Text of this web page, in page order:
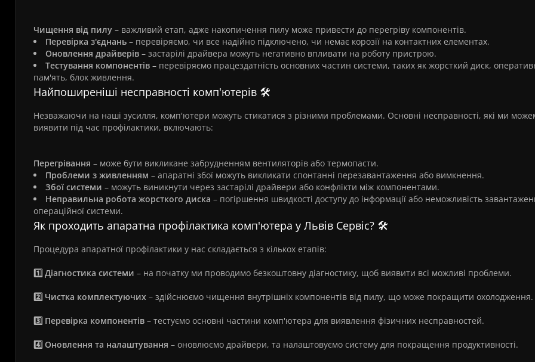
Чищення від пилу – важливий етап, адже накопичення пилу може привести до перегріву компонентів.
Перевірка з'єднань – перевіряємо, чи все надійно підключено, чи немає корозії на контактних елементах.
Оновлення драйверів – застарілі драйвера можуть негативно впливати на роботу пристрою.
Тестування компонентів – перевіряємо працездатність основних частин системи, таких як жорсткий диск,
пам'ять, блок живлення.
Найпоширеніші несправності комп'ютерів 🛠️
Незважаючи на наші зусилля, комп'ютери можуть стикатися з різними проблемами. Основні несправності, які ми
виявити під час профілактики, включають:
Перегрівання – може бути викликане забрудненням вентиляторів або термопасти.
Проблеми з живленням – апаратні збої можуть викликати спонтанні перезавантаження або вимкнення.
Збої системи – можуть виникнути через застарілі драйвери або конфлікти між компонентами.
Неправильна робота жорсткого диска – погіршення швидкості доступу до інформації або неможливість
операційної системи.
Як проходить апаратна профілактика комп'ютера у Львів Сервіс? 🛠️
Процедура апаратної профілактики у нас складається з кількох етапів:
1️⃣ Діагностика системи – на початку ми проводимо безкоштовну діагностику, щоб виявити всі можливі проблеми.
2️⃣ Чистка комплектуючих – здійснюємо чищення внутрішніх компонентів від пилу, що може покращити охолодження.
3️⃣ Перевірка компонентів – тестуємо основні частини комп'ютера для виявлення фізичних несправностей.
4️⃣ Оновлення та налаштування – оновлюємо драйвери, та налаштовуємо систему для покращення продуктивності.